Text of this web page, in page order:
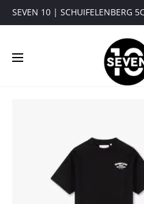
SEVEN 10 | SCHUIFELENBERG